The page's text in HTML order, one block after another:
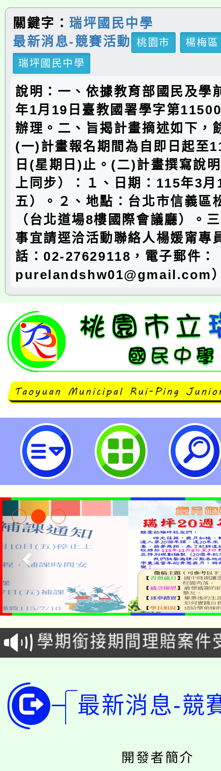
關鍵字： 瑞坪國民中學
最新消息-競賽活動
桃園市
楊梅區
瑞坪國民中學
說明：一、依據教育部國民及學
年1月19日臺教國署學字第
辦理。二、旨揭計畫摘述如下，
(一)計畫報名期間為自即日起至
日(星期日)止。(二)計畫撰寫說
上同步）：１、日期：115年3
五）。２、地點：台北市信義區
（台北道場8樓國際會議廳）。
事宜請逕洽活動聯絡人楊媛甯專
話：02-27629118，電子郵件：
purelandshw01@gmail.com
neilrpjhstyc網站設計者：徐嘉
淨零綠生活教案入校路
會
115年食農教育專業人
程
學期銜接期間理賠案件
學籍身 分審查程序及
版
淨零綠領人才培育課程
公告本校115學年度第
代理(課)教師甄選結果(
「2026金融保險知識
生本土語及新住民語歌
公告本校115學年度第
最新消息-競
開發者簡介